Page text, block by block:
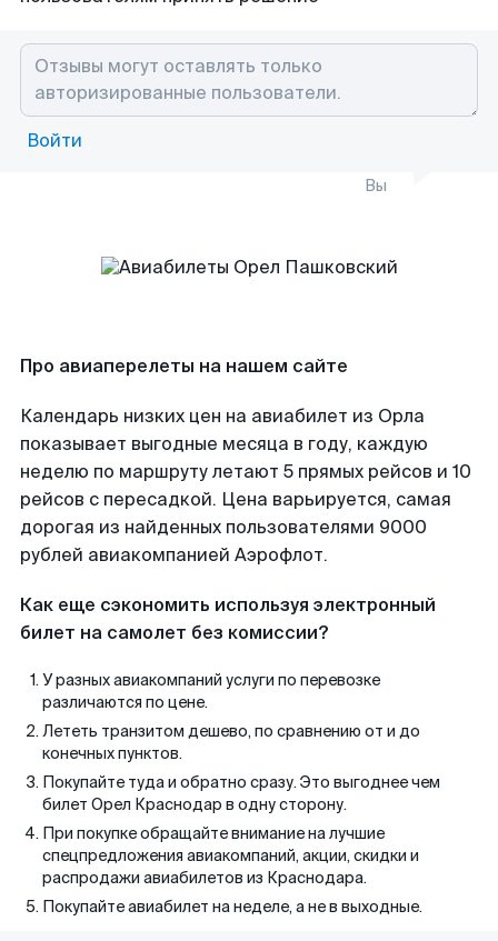
Войти
Вы
Про авиаперелеты на нашем сайте
Календарь низких цен на авиабилет из Орла
показывает выгодные месяца в году, каждую
неделю по маршруту летают 5 прямых рейсов и 10
рейсов с пересадкой. Цена варьируется, самая
дорогая из найденных пользователями 9000
рублей авиакомпанией Аэрофлот.
Как еще сэкономить используя электронный
билет на самолет без комиссии?
У разных авиакомпаний услуги по перевозке
различаются по цене.
Лететь транзитом дешево, по сравнению от и до
конечных пунктов.
Покупайте туда и обратно сразу. Это выгоднее чем
билет Орел Краснодар в одну сторону.
При покупке обращайте внимание на лучшие
спецпредложения авиакомпаний, акции, скидки и
распродажи авиабилетов из Краснодара.
Покупайте авиабилет на неделе, а не в выходные.